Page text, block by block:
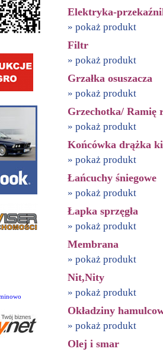
Elektryka-
» pokaż produkt
Filtr
» pokaż produkt
Grzałka osuszacza
» pokaż produkt
Grzechotka/ Ramię
» pokaż produkt
Końcówka drążka
» pokaż produkt
Łańcuchy śniegowe
» pokaż produkt
Łapka sprzęgła
» pokaż produkt
Membrana
» pokaż produkt
Nit,Nity
» pokaż produkt
Okładziny
» pokaż produkt
Olej i smar